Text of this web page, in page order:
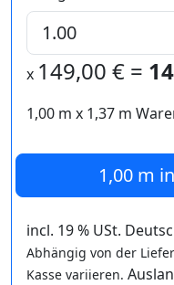
x 149,00 € =
1,00 m x 1,37 m
1,00 m
incl. 19 % USt.
Abhängig von der
Kasse variieren.